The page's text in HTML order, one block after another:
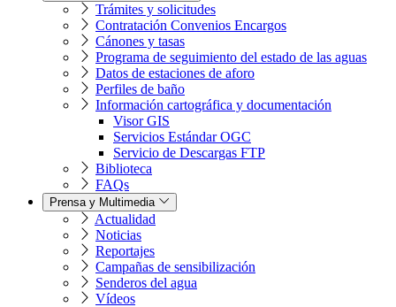
Trámites y solicitudes
Contratación Convenios Encargos
Cánones y tasas
Programa de seguimiento del estado de las aguas
Datos de estaciones de aforo
Perfiles de baño
Información cartográfica y documentación
Visor GIS
Servicios Estándar OGC
Servicio de Descargas FTP
Biblioteca
FAQs
Prensa y Multimedia
Actualidad
Noticias
Reportajes
Campañas de sensibilización
Senderos del agua
Vídeos